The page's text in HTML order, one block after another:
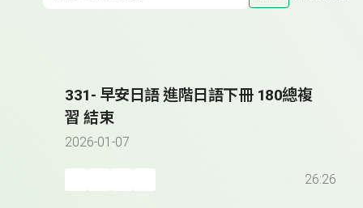
331- 早安日語 進階日語下冊 180總複
習 結束
2026-01-07
26:26